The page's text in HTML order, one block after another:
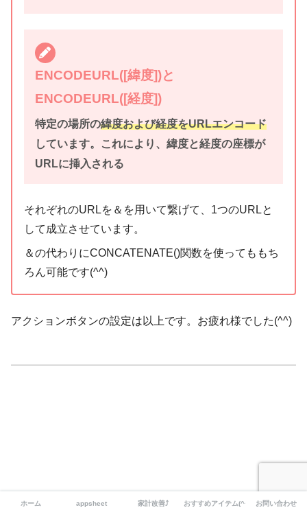
ENCODEURL([緯度])と
ENCODEURL([経度])
特定の場所の緯度および経度をURLエンコード
しています。これにより、緯度と経度の座標が
URLに挿入される
それぞれのURLを＆を用いて繋げて、1つのURLと
して成立させています。
＆の代わりにCONCATENATE()関数を使ってももち
ろん可能です(^^)
アクションボタンの設定は以上です。お疲れ様でした(^^)
ホーム appsheet 家計改善⤴ おすすめアイテム(^^) お問い合わせ